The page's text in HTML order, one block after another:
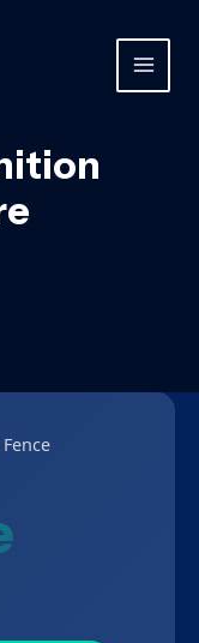
MAIN
Fence